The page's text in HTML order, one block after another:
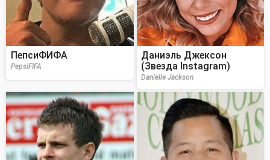
ПепсиФИФА
PepsiFIFA
Даниэль Джексон
(Звезда Instagram)
Danielle Jackson